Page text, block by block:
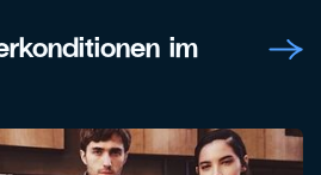
im